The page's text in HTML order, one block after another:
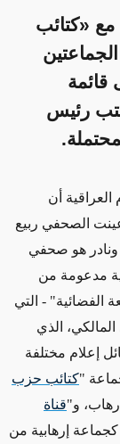
مع «كتائب
قائمة
رئيس
العراقية أن
الصحفي ربيع
ونادر هو صحفي
مدعومة من
الفضائية" - التي
الذي
إعلام مختلفة
"كتائب حزب
و"قناة
إرهابية من